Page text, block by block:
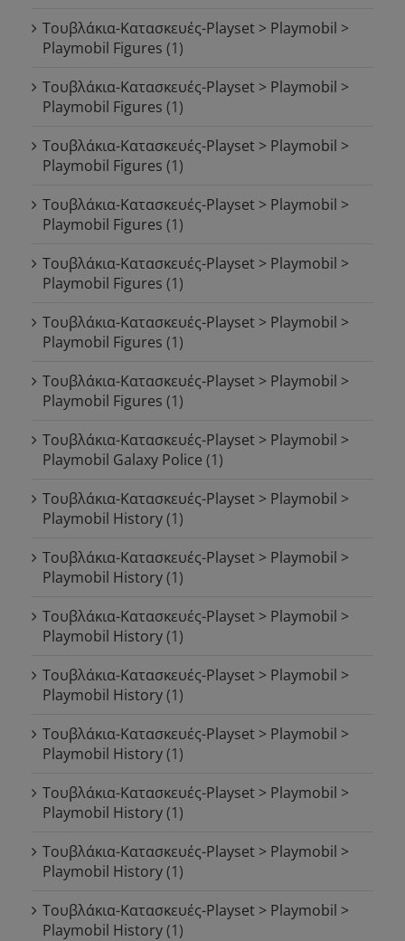
Τουβλάκια-Κατασκευές-Playset > Playmobil >
Playmobil Figures (1)
Τουβλάκια-Κατασκευές-Playset > Playmobil >
Playmobil Figures (1)
Τουβλάκια-Κατασκευές-Playset > Playmobil >
Playmobil Figures (1)
Τουβλάκια-Κατασκευές-Playset > Playmobil >
Playmobil Figures (1)
Τουβλάκια-Κατασκευές-Playset > Playmobil >
Playmobil Figures (1)
Τουβλάκια-Κατασκευές-Playset > Playmobil >
Playmobil Figures (1)
Τουβλάκια-Κατασκευές-Playset > Playmobil >
Playmobil Figures (1)
Τουβλάκια-Κατασκευές-Playset > Playmobil >
Playmobil Galaxy Police (1)
Τουβλάκια-Κατασκευές-Playset > Playmobil >
Playmobil History(1)
Τουβλάκια-Κατασκευές-Playset > Playmobil >
Playmobil History(1)
Τουβλάκια-Κατασκευές-Playset > Playmobil >
Playmobil History(1)
Τουβλάκια-Κατασκευές-Playset > Playmobil >
Playmobil History(1)
Τουβλάκια-Κατασκευές-Playset > Playmobil >
Playmobil History(1)
Τουβλάκια-Κατασκευές-Playset > Playmobil >
Playmobil History(1)
Τουβλάκια-Κατασκευές-Playset > Playmobil >
Playmobil History(1)
Τουβλάκια-Κατασκευές-Playset > Playmobil >
Playmobil History(1)